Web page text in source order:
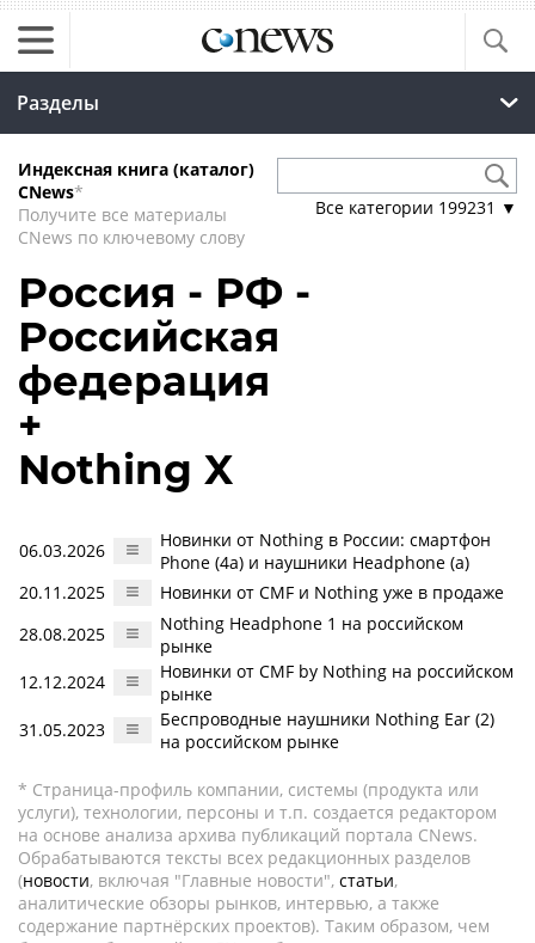
Разделы
Индексная книга (каталог)
CNews*
Получите все материалы
CNews по ключевому слову
Все категории 199231 ▼
Россия - РФ -
Российская
федерация
+
Nothing X
06.03.2026
Новинки от Nothing в России: смартфон
Phone (4a) и наушники Headphone (a)
20.11.2025
Новинки от CMF и Nothing уже в продаже
28.08.2025
Nothing Headphone 1 на российском
рынке
12.12.2024
Новинки от CMF by Nothing на российском
рынке
31.05.2023
Беспроводные наушники Nothing Ear (2)
на российском рынке
* Страница-профиль компании, системы (продукта или
услуги), технологии, персоны и т.п. создается редактором
на основе анализа архива публикаций портала CNews.
Обрабатываются тексты всех редакционных разделов
(новости, включая "Главные новости", статьи,
аналитические обзоры рынков, интервью, а также
содержание партнёрских проектов). Таким образом, чем